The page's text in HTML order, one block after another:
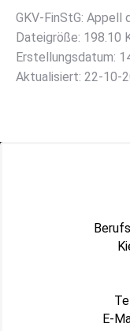
GKV-FinStG: Appell
Dateigröße: 198.10
Erstellungsdatum:
Aktualisiert: 22-10-
E-